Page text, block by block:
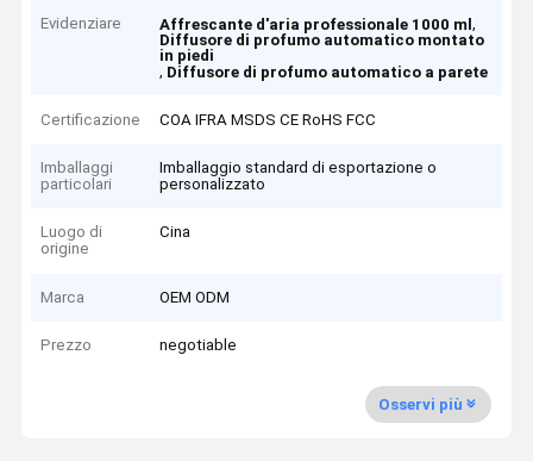
Evidenziare Affrescante d'aria professionale 1000 ml,
Diffusore di profumo automatico montato
in piedi
, Diffusore di profumo automatico a parete
Certificazione COA IFRA MSDS CE RoHS FCC
Imballaggi
particolari
Imballaggio standard di esportazione o
personalizzato
Luogo di
origine
Cina
Marca OEM ODM
Prezzo negotiable
Osservi più